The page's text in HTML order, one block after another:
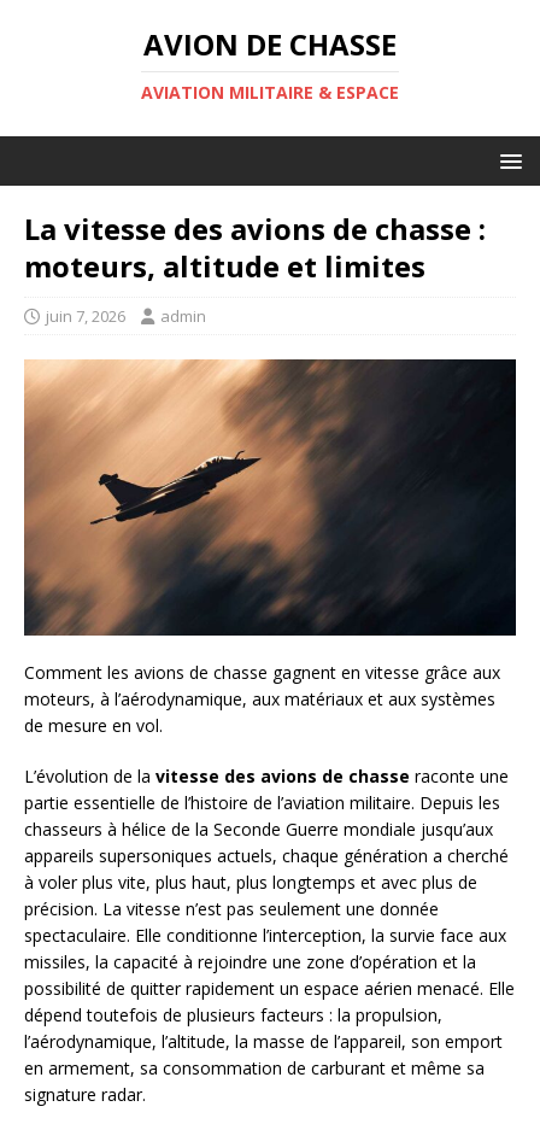
AVION DE CHASSE
AVIATION MILITAIRE & ESPACE
La vitesse des avions de chasse :
moteurs, altitude et limites
juin 7, 2026 admin
Comment les avions de chasse gagnent en vitesse grâce aux
moteurs, à l’aérodynamique, aux matériaux et aux systèmes
de mesure en vol.
L’évolution de la vitesse des avions de chasse raconte une
partie essentielle de l’histoire de l’aviation militaire. Depuis les
chasseurs à hélice de la Seconde Guerre mondiale jusqu’aux
appareils supersoniques actuels, chaque génération a cherché
à voler plus vite, plus haut, plus longtemps et avec plus de
précision. La vitesse n’est pas seulement une donnée
spectaculaire. Elle conditionne l’interception, la survie face aux
missiles, la capacité à rejoindre une zone d’opération et la
possibilité de quitter rapidement un espace aérien menacé. Elle
dépend toutefois de plusieurs facteurs : la propulsion,
l’aérodynamique, l’altitude, la masse de l’appareil, son emport
en armement, sa consommation de carburant et même sa
signature radar.